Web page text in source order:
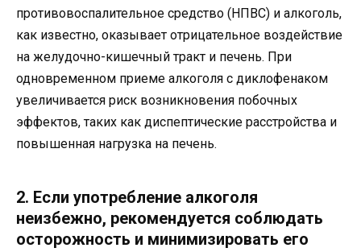
противовоспалительное средство (НПВС) и алкоголь,
как известно, оказывает отрицательное воздействие
на желудочно-кишечный тракт и печень. При
одновременном приеме алкоголя с диклофенаком
увеличивается риск возникновения побочных
эффектов, таких как диспептические расстройства и
повышенная нагрузка на печень.
2. Если употребление алкоголя
неизбежно, рекомендуется соблюдать
осторожность и минимизировать его